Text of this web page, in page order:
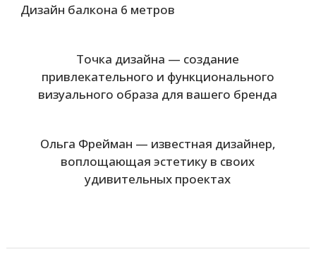
Дизайн балкона 6 метров
Точка дизайна — создание
привлекательного и функционального
визуального образа для вашего бренда
Ольга Фрейман — известная дизайнер,
воплощающая эстетику в своих
удивительных проектах